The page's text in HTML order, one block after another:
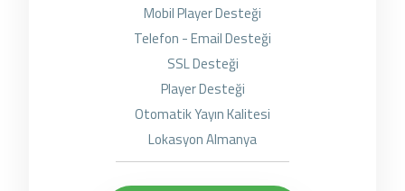
Mobil Player Desteği
Telefon - Email Desteği
SSL Desteği
Player Desteği
Otomatik Yayın Kalitesi
Lokasyon Almanya